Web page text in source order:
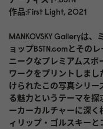
作品:First Light, 2021
MANKOVSKY Galleryは
ョップBSTN.comとその
ニークなプレミアムスポ
ワークをプリントしま
けられたこの写真シリー
る魅力というテーマを
ーカーカルチャーに深く
ィリップ・ゴルスキー